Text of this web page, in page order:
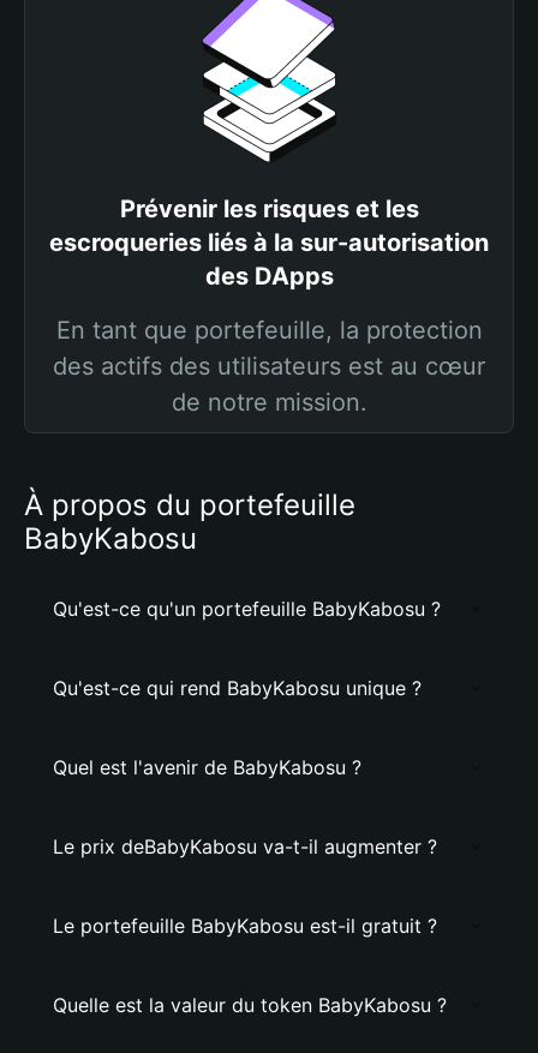
Prévenir les risques et les
escroqueries liés à la sur-autorisation
des DApps
En tant que portefeuille, la protection
des actifs des utilisateurs est au cœur
de notre mission.
À propos du portefeuille
BabyKabosu
Qu'est-ce qu'un portefeuille BabyKabosu ?
Qu'est-ce qui rend BabyKabosu unique ?
Quel est l'avenir de BabyKabosu ?
Le prix deBabyKabosu va-t-il augmenter ?
Le portefeuille BabyKabosu est-il gratuit ?
Quelle est la valeur du token BabyKabosu ?